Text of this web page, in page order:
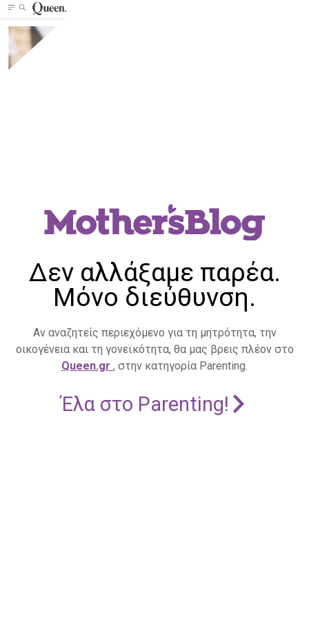
Δεν αλλάξαμε παρέα.
Μόνο διεύθυνση.
Αν αναζητείς περιεχόμενο για τη μητρότητα, την
οικογένεια και τη γονεϊκότητα, θα μας βρεις πλέον στο
Queen.gr , στην κατηγορία Parenting.
Έλα στο Parenting!